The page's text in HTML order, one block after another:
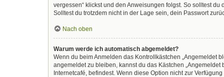
vergessen“ klickst und den Anweisungen folgst. So solltest
Solltest du trotzdem nicht in der Lage sein, dein Passwort
Nach oben
Warum werde ich automatisch abgemeldet?
Wenn du beim Anmelden das Kontrollkästchen „Angemeldet
angemeldet zu bleiben, kannst du das Kästchen
Internetcafé, befindest. Wenn diese Option nicht zur